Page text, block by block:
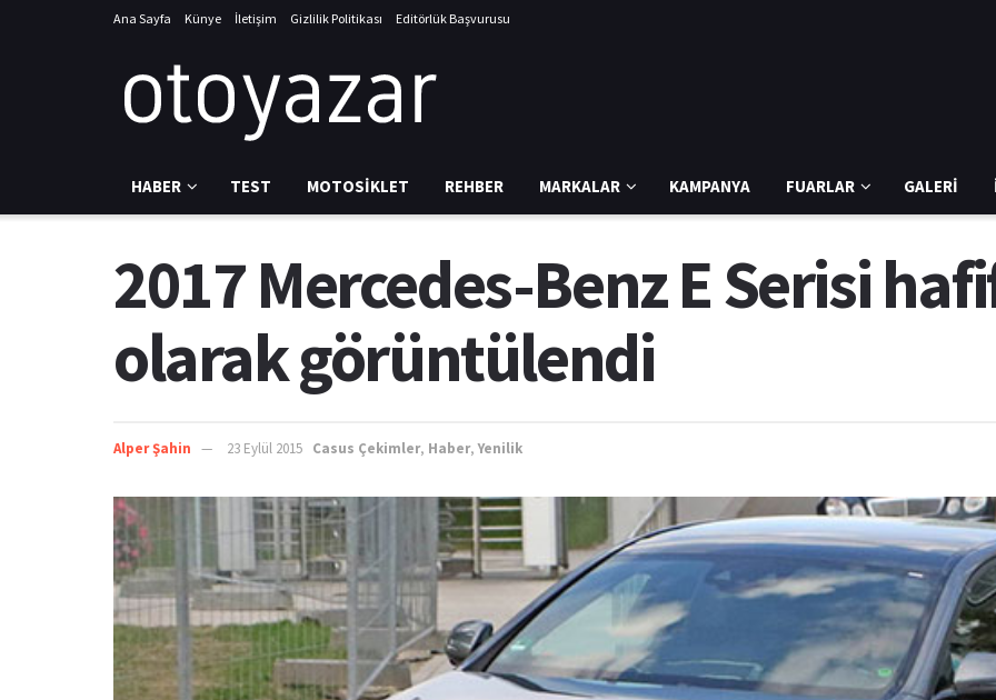
Ana Sayfa Künye İletişim Gizlilik Politikası Editörlük Başvurusu
HABER TEST MOTOSIKLET REHBER MARKALAR KAMPANYA FUARLAR GALERI
2017 Mercedes-Benz E Serisi
olarak görüntülendi
Alper Şahin 23 Eylül 2015 Casus Çekimler, Haber,Yenilik